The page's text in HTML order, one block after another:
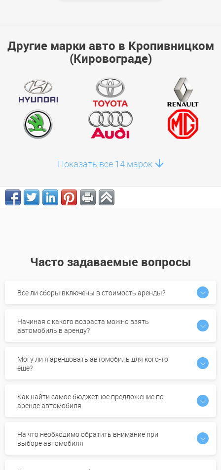
Другие марки авто в Кропивницком
(Кировограде)
Показать все 14 марок
Часто задаваемые вопросы
Все ли сборы включены в стоимость аренды?
Начиная с какого возраста можно взять
автомобиль в аренду?
Могу ли я арендовать автомобиль для кого-то
еще?
Как найти самое бюджетное предложение по
аренде автомобиля
На что необходимо обратить внимание при
выборе автомобиля